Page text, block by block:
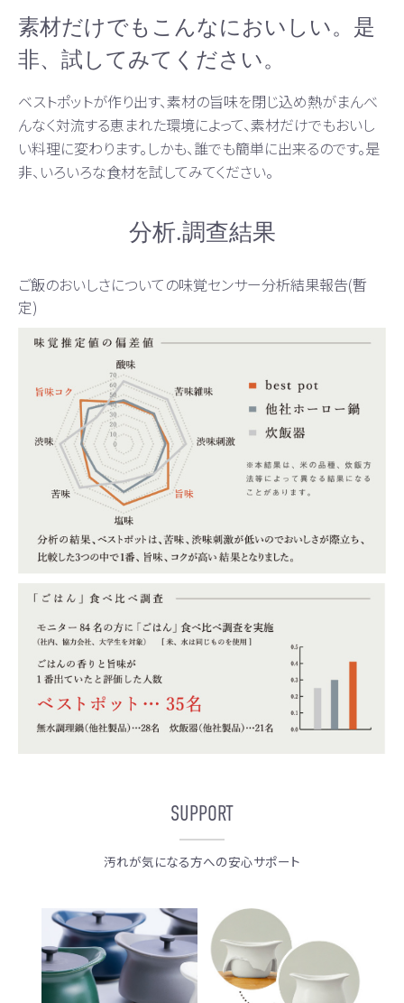
素材だけでもこんなにおいしい。是
非、試してみてください。
ベストポットが作り出す、素材の旨味を閉じ込め熱がまんべ
んなく対流する恵まれた環境によって、素材だけでもおいし
い料理に変わります。しかも、誰でも簡単に出来るのです。是
非、いろいろな食材を試してみてください。
分析.調查結果
ご飯のおいしさについての味覚センサー分析結果報告(暫
定)
SUPPORT
汚れが気になる方への安心サポート